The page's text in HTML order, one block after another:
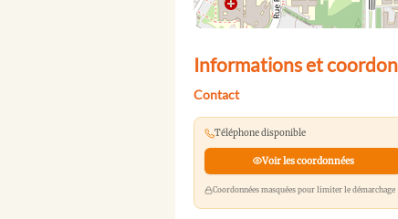
Informations et
Contact
Téléphone disponible
Voir les coordonnées
Coordonnées masquées pour limiter le démarchage